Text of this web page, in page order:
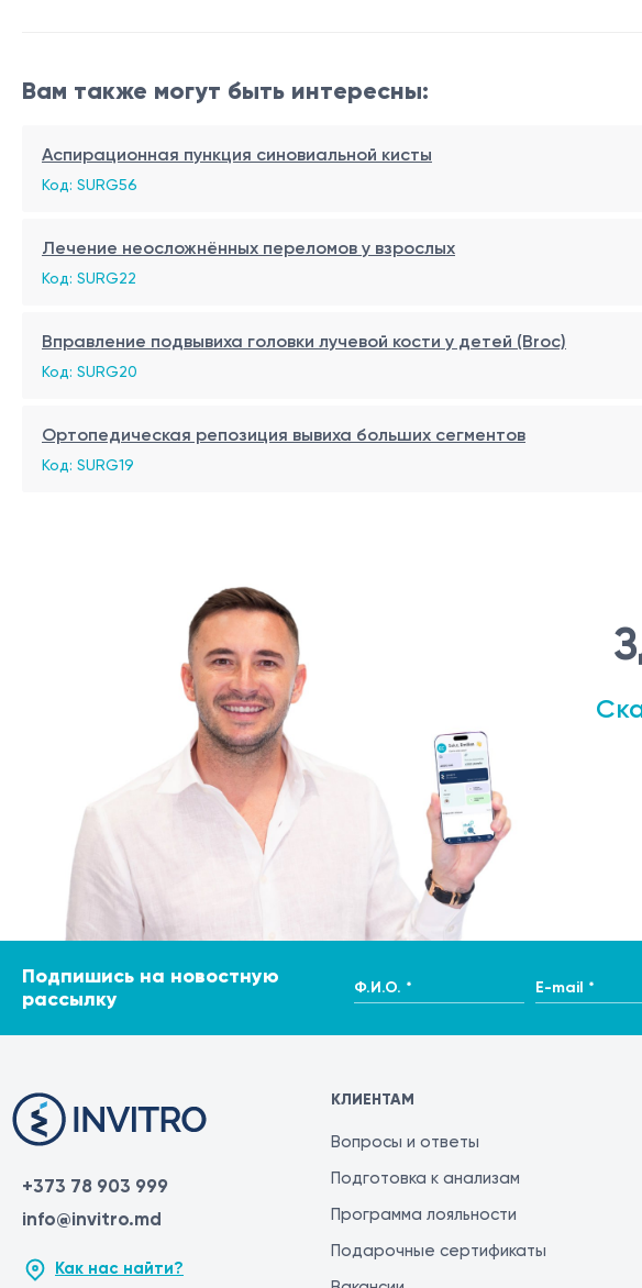
Вам также могут быть интересны:
Аспирационная пункция синовиальной кисты
Код: SURG56
Лечение неосложнённых переломов у взрослых
Код: SURG22
Вправление подвывиха головки лучевой кости у детей (Broc)
Код: SURG20
Ортопедическая репозиция вывиха больших сегментов
Код: SURG19
Подпишись на новостную
рассылку
Ф.И.О. * E-mail *
+373 78 903 999
info@invitro.md
Как нас найти?
КЛИЕНТАМ
Вопросы и ответы
Подготовка к анализам
Программа лояльности
Подарочные сертификаты